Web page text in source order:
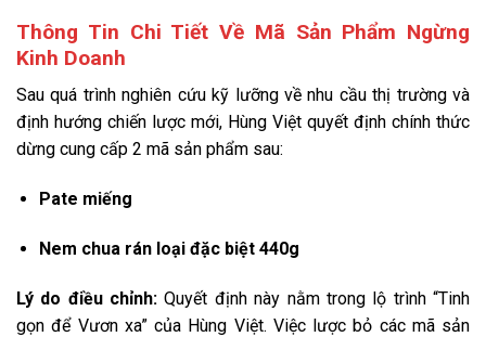
Thông Tin Chi Tiết Về Mã Sản Phẩm Ngừng
Kinh Doanh
Sau quá trình nghiên cứu kỹ lưỡng về nhu cầu thị trường và
định hướng chiến lược mới, Hùng Việt quyết định chính thức
dừng cung cấp 2 mã sản phẩm sau:
Pate miếng
Nem chua rán loại đặc biệt 440g
Lý do điều chỉnh: Quyết định này nằm trong lộ trình “Tinh
gọn để Vươn xa” của Hùng Việt. Việc lược bỏ các mã sản